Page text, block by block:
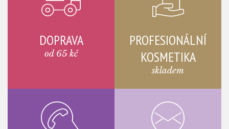
DOPRAVA
od 65 kč
PROFESIONÁLNÍ
KOSMETIKA
skladem